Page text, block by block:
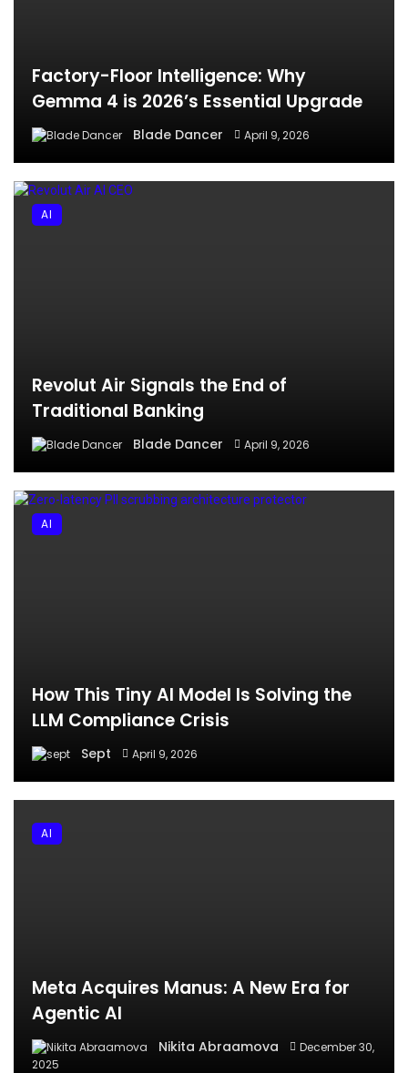
Factory-Floor Intelligence: Why
Gemma 4 is 2026’s Essential Upgrade
Blade Dancer April 9, 2026
Revolut Air Signals the End of
Traditional Banking
Blade Dancer April 9, 2026
AI
How This Tiny AI Model Is Solving the
LLM Compliance Crisis
Sept April 9, 2026
AI
Meta Acquires Manus: A New Era for
Agentic AI
Nikita Abraamova
December 30,
2025
AI